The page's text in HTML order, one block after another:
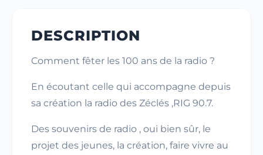
DESCRIPTION
Comment fêter les 100 ans de la radio ?
En écoutant celle qui accompagne depuis
sa création la radio des Zéclés ,RIG 90.7.
Des souvenirs de radio , oui bien sûr, le
projet des jeunes, la création, faire vivre au